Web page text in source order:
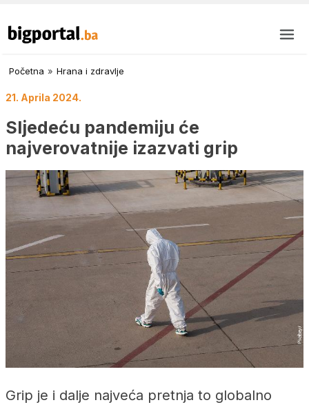
Početna » Hrana i zdravlje
21. Aprila 2024.
Sljedeću pandemiju će
najverovatnije izazvati grip
Grip je i dalje najveća pretnja to globalno